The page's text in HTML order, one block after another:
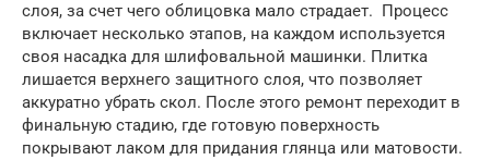
слоя, за счет чего облицовка мало страдает. Процесс
включает несколько этапов, на каждом используется
своя насадка для шлифовальной машинки. Плитка
лишается верхнего защитного слоя, что позволяет
аккуратно убрать скол. После этого ремонт переходит в
финальную стадию, где готовую поверхность
покрывают лаком для придания глянца или матовости.